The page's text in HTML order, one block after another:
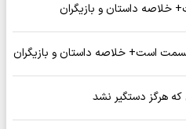
داستان و بازیگران
است+ خلاصه داستان و بازیگران
هرگز دستگیر نشد